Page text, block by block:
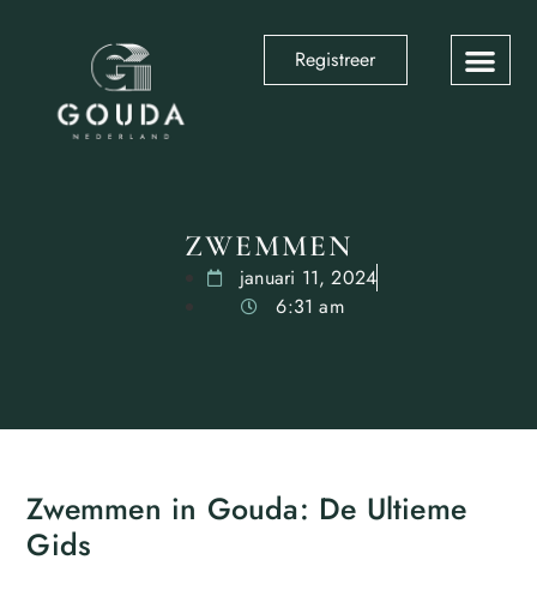
Registreer
ZWEMMEN
januari 11, 2024
6:31 am
Zwemmen in Gouda: De Ultieme
Gids